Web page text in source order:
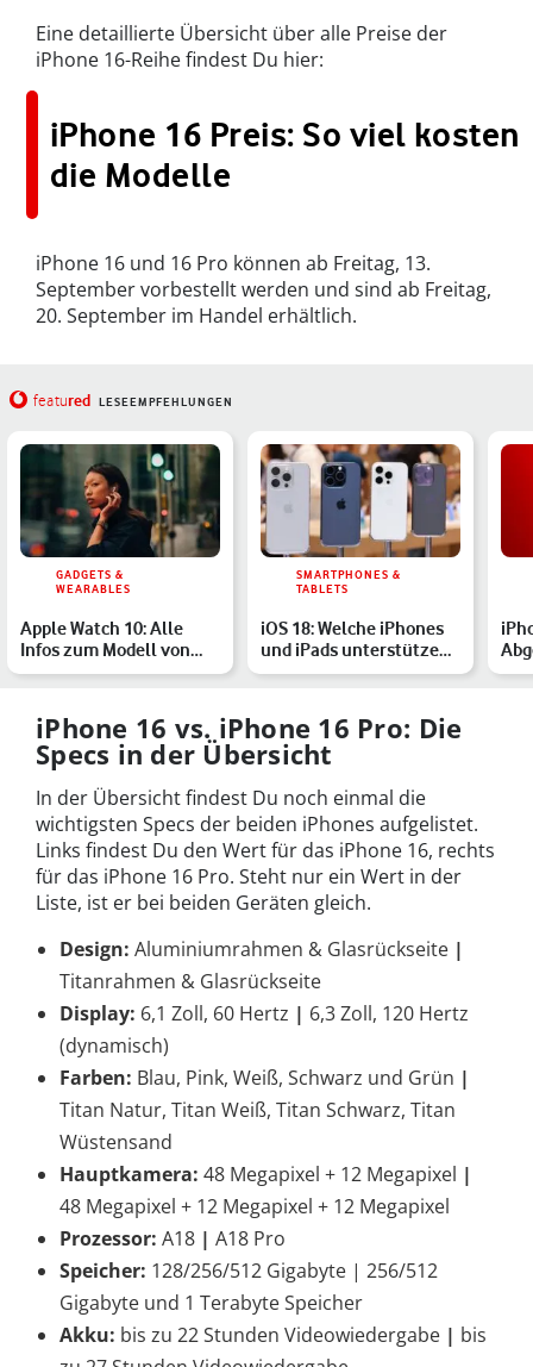
Eine detaillierte Übersicht über alle Preise der
iPhone 16-Reihe findest Du hier:
iPhone 16 Preis: So viel kosten
die Modelle
iPhone 16 und 16 Pro können ab Freitag, 13.
September vorbestellt werden und sind ab Freitag,
20. September im Handel erhältlich.
featured LESEEMPFEHLUNGEN
GADGETS &
WEARABLES
Apple Watch 10: Alle
Infos zum Modell von
2024
SMARTPHONES &
TABLETS
iOS 18: Welche iPhones
und iPads unterstützen
das Update?
mit
iPhone 16 vs. iPhone 16 Pro: Die
Specs in der Übersicht
In der Übersicht findest Du noch einmal die
wichtigsten Specs der beiden iPhones aufgelistet.
Links findest Du den Wert für das iPhone 16, rechts
für das iPhone 16 Pro. Steht nur ein Wert in der
Liste, ist er bei beiden Geräten gleich.
Design: Aluminiumrahmen & Glasrückseite |
Titanrahmen & Glasrückseite
Display: 6,1 Zoll, 60 Hertz | 6,3 Zoll, 120 Hertz
(dynamisch)
Farben: Blau, Pink, Weiß, Schwarz und Grün |
Titan Natur, Titan Weiß, Titan Schwarz, Titan
Wüstensand
Hauptkamera: 48 Megapixel + 12 Megapixel |
48 Megapixel + 12 Megapixel + 12 Megapixel
Prozessor: A18 | A18 Pro
Speicher: 128/256/512 Gigabyte | 256/512
Gigabyte und 1 Terabyte Speicher
Akku: bis zu 22 Stunden Videowiedergabe | bis